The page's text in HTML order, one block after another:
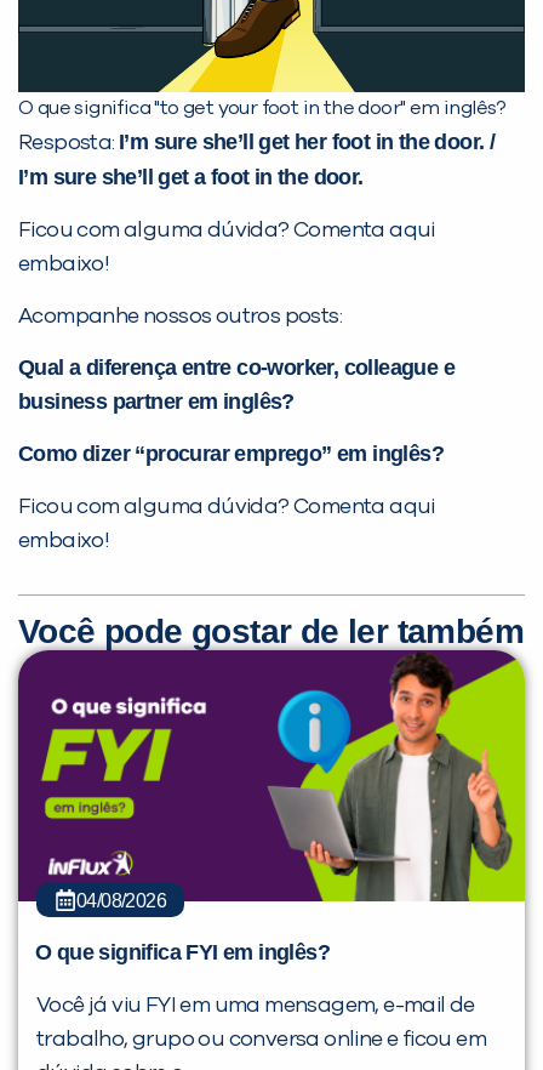
O que significa "to get your foot in the door" em inglês?
Resposta: I’m sure she’ll get her foot in the door. /
I’m sure she’ll get a foot in the door.
Ficou com alguma dúvida? Comenta aqui
embaixo!
Acompanhe nossos outros posts:
Qual a diferença entre co-worker, colleague e
business partner em inglês?
Como dizer “procurar emprego” em inglês?
Ficou com alguma dúvida? Comenta aqui
embaixo!
Você pode gostar de ler também
04/08/2026
O que significa FYI em inglês?
Você já viu FYI em uma mensagem, e-mail de
trabalho, grupo ou conversa online e ficou em